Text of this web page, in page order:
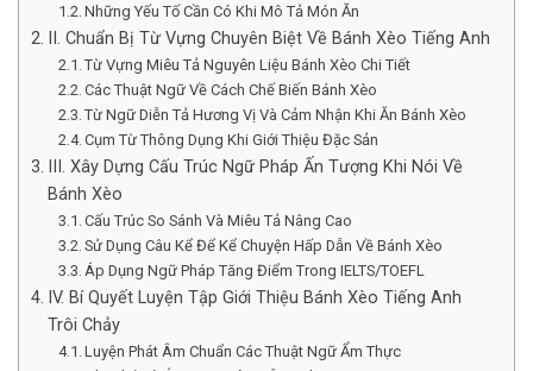
Những Yếu Tố Cần Có Khi Mô Tả Món Ăn
II. Chuẩn Bị Từ Vựng Chuyên Biệt Về Bánh Xèo Tiếng Anh
Từ Vựng Miêu Tả Nguyên Liệu Bánh Xèo Chi Tiết
Các Thuật Ngữ Về Cách Chế Biến Bánh Xèo
Từ Ngữ Diễn Tả Hương Vị Và Cảm Nhận Khi Ăn Bánh Xèo
Cụm Từ Thông Dụng Khi Giới Thiệu Đặc Sản
III. Xây Dựng Cấu Trúc Ngữ Pháp Ấn Tượng Khi Nói Về
Bánh Xèo
Cấu Trúc So Sánh Và Miêu Tả Nâng Cao
Sử Dụng Câu Kể Để Kể Chuyện Hấp Dẫn Về Bánh Xèo
Áp Dụng Ngữ Pháp Tăng Điểm Trong IELTS/TOEFL
IV. Bí Quyết Luyện Tập Giới Thiệu Bánh Xèo Tiếng Anh
Trôi Chảy
Luyện Phát Âm Chuẩn Các Thuật Ngữ Ẩm Thực